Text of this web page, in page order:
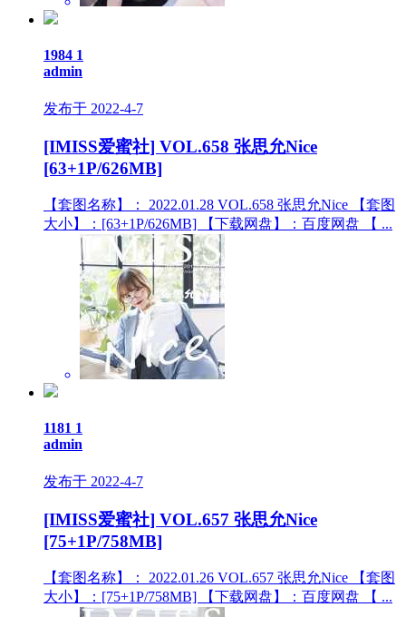
1984 1
admin
发布于 2022-4-7
[IMISS爱蜜社] VOL.658 张思允Nice
[63+1P/626MB]
【套图名称】： 2022.01.28 VOL.658 张思允Nice 【套图
大小】：[63+1P/626MB] 【下载网盘】：百度网盘 【 ...
1181 1
admin
发布于 2022-4-7
[IMISS爱蜜社] VOL.657 张思允Nice
[75+1P/758MB]
【套图名称】： 2022.01.26 VOL.657 张思允Nice 【套图
大小】：[75+1P/758MB] 【下载网盘】：百度网盘 【 ...